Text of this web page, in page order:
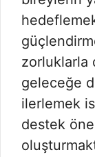
zorluklarla
geleceğe
ilerlemek
destek